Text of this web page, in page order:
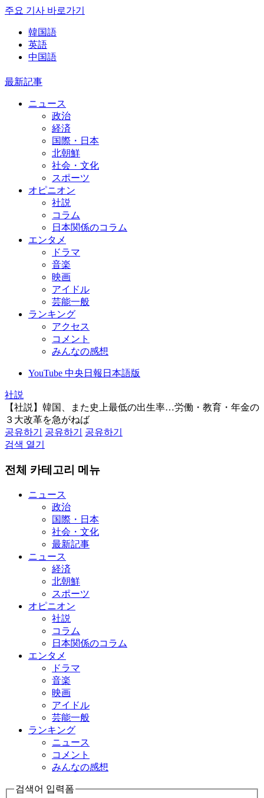
주요 기사 바로가기
韓国語
英語
中国語
最新記事
ニュース
政治
経済
国際・日本
北朝鮮
社会・文化
スポーツ
オピニオン
社説
コラム
日本関係のコラム
エンタメ
ドラマ
音楽
映画
アイドル
芸能一般
ランキング
アクセス
コメント
みんなの感想
YouTube 中央日報日本語版
社説
【社説】韓国、また史上最低の出生率…労働・教育・年金の
３大改革を急がねば
공유하기
공유하기
공유하기
검색 열기
전체 카테고리 메뉴
ニュース
政治
国際・日本
社会・文化
最新記事
ニュース
経済
北朝鮮
スポーツ
オピニオン
社説
コラム
日本関係のコラム
エンタメ
ドラマ
音楽
映画
アイドル
芸能一般
ランキング
ニュース
コメント
みんなの感想
검색어 입력폼